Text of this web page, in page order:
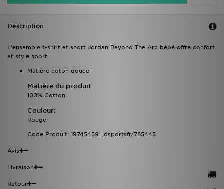
Description
L’ensemble t-shirt et short Jordan Beyond The Arc bébé offre confort
et style sport.
Matière coton douce
Matière du produit
100% Cotton
Couleur:
Rouge
Code Produit: 19745459_jdsportsfr/785445
Avis
Livraison
Retour